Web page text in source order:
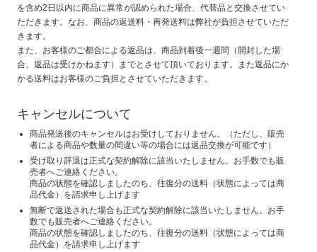
を含め2日以内に商品に異常が認められた場合、代替品と交換させてい
ただきます。なお、商品の返送料・再発送料は弊社が負担させていただ
きます。
また、お客様のご都合による返品は、商品到着後一週間（開封した場
合、返品は受けかねます）までとさせて頂いております。また返品にか
かる送料はお客様のご負担とさせていただきます。
キャンセルについて
商品発送後のキャンセルはお受けしておりません。（ただし、販売
者による商品や数量の間違い等の場合には返品交換が可能です）
受け取り辞退は正式な契約解除に該当いたしません。お手数でも販
売者へご連絡ください。
商品の状態を確認しましたのち、往復分の送料（状態によっては商
品代金）を請求申し上げます
無断で返送された場合も正式な契約解除に該当いたしません。お手
数でも販売者へご連絡ください。
商品の状態を確認しましたのち、往復分の送料（状態によっては商
品代金）を請求申し上げます